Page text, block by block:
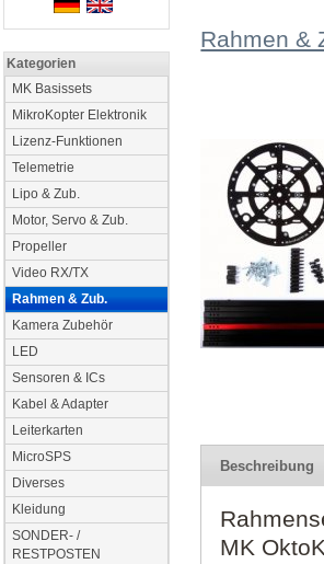
Kategorien
MK Basissets
MikroKopter Elektronik
Lizenz-Funktionen
Telemetrie
Lipo & Zub.
Motor, Servo & Zub.
Propeller
Video RX/TX
Rahmen & Zub.
Kamera Zubehör
LED
Sensoren & ICs
Kabel & Adapter
Leiterkarten
MicroSPS
Diverses
Kleidung
SONDER- /
RESTPOSTEN
Rahmen &
Beschreibung
MK